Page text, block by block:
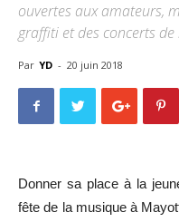
ouvertes aux amateurs,
graffiti et des concerts de
Par YD - 20 juin 2018
Donner sa place à la
fête de la musique à